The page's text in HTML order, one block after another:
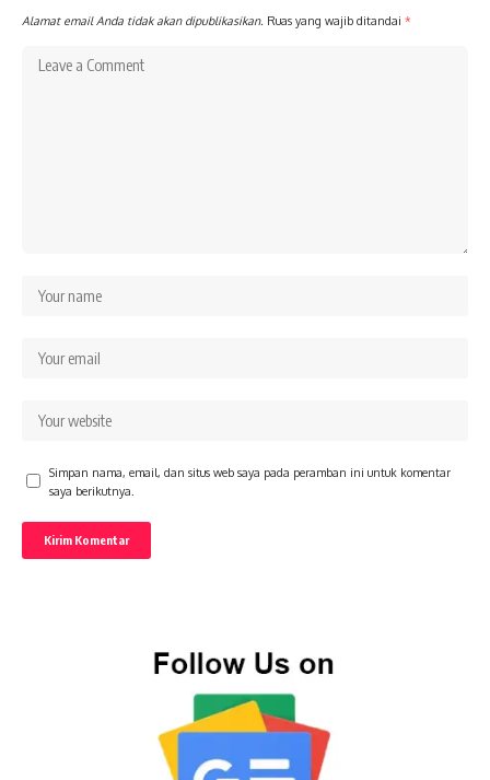
Alamat email Anda tidak akan dipublikasikan. Ruas yang wajib ditandai *
Simpan nama, email, dan situs web saya pada peramban ini untuk komentar
saya berikutnya.